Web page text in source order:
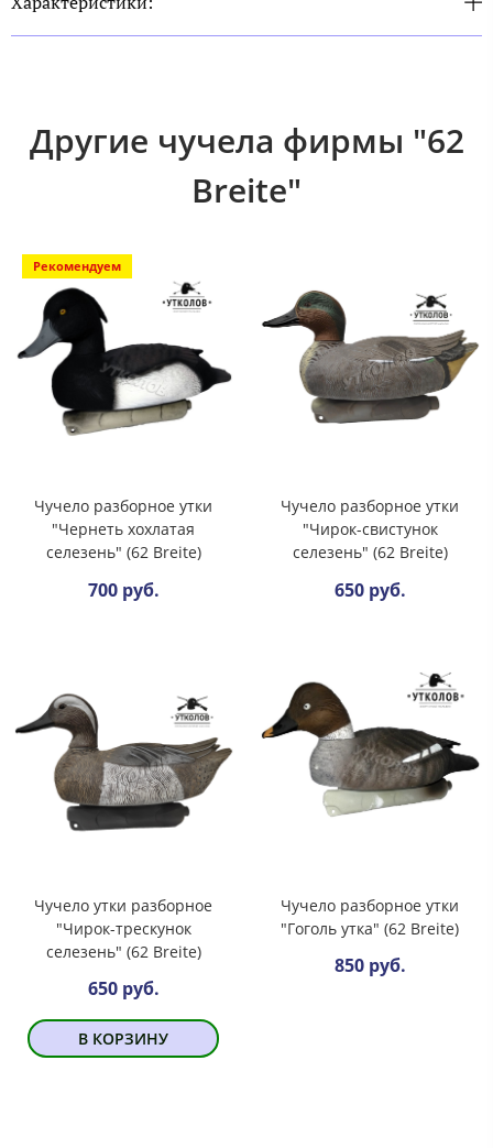
Другие чучела фирмы "62
Breite"
Рекомендуем
Чучело разборное утки
"Чернеть хохлатая
селезень" (62 Breite)
700 руб.
Чучело разборное утки
"Чирок-свистунок
селезень" (62 Breite)
650 руб.
Чучело утки разборное
"Чирок-трескунок
селезень" (62 Breite)
650 руб.
В КОРЗИНУ
Чучело разборное утки
"Гоголь утка" (62 Breite)
850 руб.